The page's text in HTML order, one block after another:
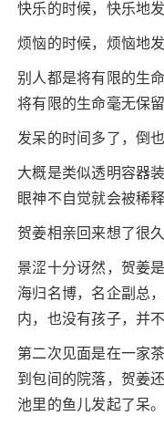
快乐的时候，快乐地发
烦恼的时候，烦恼地发
别人都是将有限的生
将有限的生命毫无保
发呆的时间多了，倒
大概是类似透明容器
眼神不自觉就会被稀
贺姜相亲回来想了很
景涩十分讶然，贺姜
海归名博，名企副总
内，也没有孩子，并
第二次见面是在一家
到包间的院落，贺姜
池里的鱼儿发起了呆。